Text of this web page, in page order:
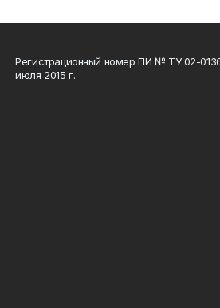
Регистрационный номер ПИ № ТУ 02-
июля 2015 г.